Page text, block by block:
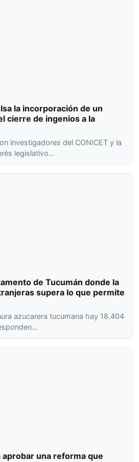
la incorporación de un
cierre de ingenios a la
investigadores del CONICET y la
legislativo…
de Tucumán donde la
supera lo que permite
azucarera tucumana hay 18.404
aprobar una reforma que